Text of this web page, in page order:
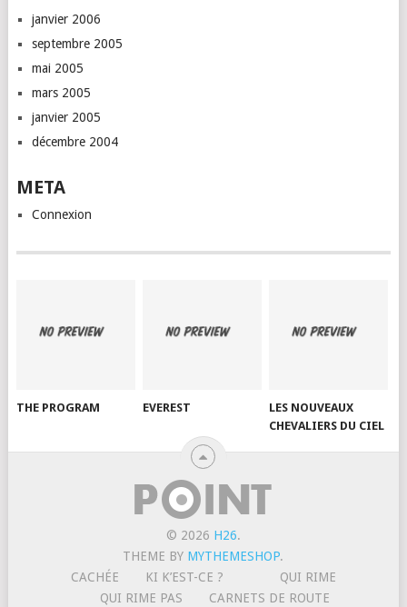
janvier 2006
septembre 2005
mai 2005
mars 2005
janvier 2005
décembre 2004
META
Connexion
THE PROGRAM EVEREST
LES NOUVEAUX
CHEVALIERS DU CIEL
© 2026 H26.
THEME BY MYTHEMESHOP.
CACHÉE
KI K’EST-CE ?
QUI RIME
QUI RIME PAS
CARNETS DE ROUTE